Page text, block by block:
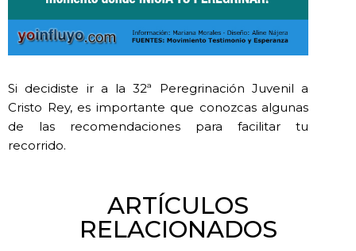
Si decidiste ir a la 32ª Peregrinación Juvenil a
Cristo Rey, es importante que conozcas algunas
de las recomendaciones para facilitar tu
recorrido.
ARTÍCULOS
RELACIONADOS